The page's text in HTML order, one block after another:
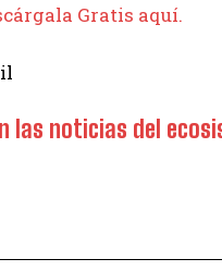
Gratis aquí.
las noticias del